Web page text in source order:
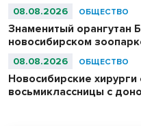
08.08.2026 ОБЩЕСТВО
Знаменитый орангутан
новосибирском
08.08.2026 ОБЩЕСТВО
Новосибирские
восьмиклассницы с